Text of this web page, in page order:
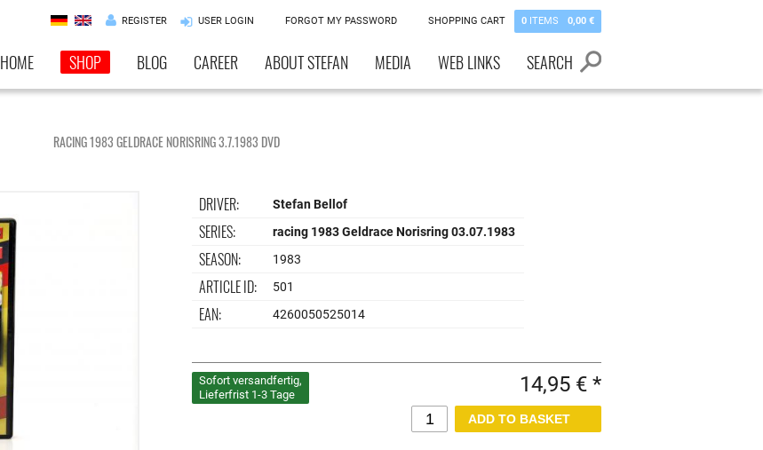
REGISTER USER LOGIN FORGOT MY PASSWORD SHOPPING CART 0 ITEMS 0,00 €
HOME SHOP BLOG CAREER ABOUT STEFAN MEDIA WEB LINKS SEARCH
RACING 1983 GELDRACE NORISRING 3.7.1983 DVD
DRIVER: Stefan Bellof
SERIES: racing 1983 Geldrace Norisring 03.07.1983
SEASON: 1983
ARTICLE ID: 501
EAN: 4260050525014
Sofort versandfertig,
Lieferfrist 1-3 Tage
14,95 € *